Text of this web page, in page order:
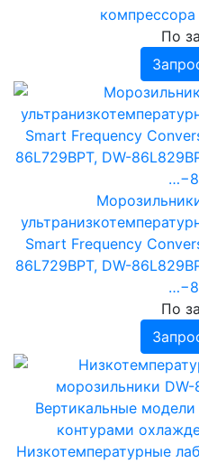
По
Smart Frequency
86L729BPT, DW-
По
Низкотемпературные